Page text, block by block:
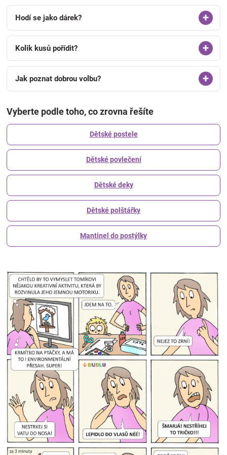
Hodí se jako dárek?
Kolik kusů pořídit?
Jak poznat dobrou volbu?
Vyberte podle toho, co zrovna řešíte
Dětské postele
Dětské povlečení
Dětské deky
Dětské polštářky
Mantinel do postýlky